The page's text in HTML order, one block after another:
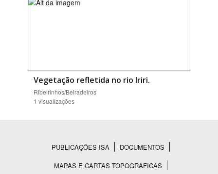
Vegetação refletida no rio Iriri.
Ribeirinhos/Beiradeiros
1 visualizações
Rodapé
PUBLICAÇÕES ISA
DOCUMENTOS
MAPAS E CARTAS TOPOGRAFICAS